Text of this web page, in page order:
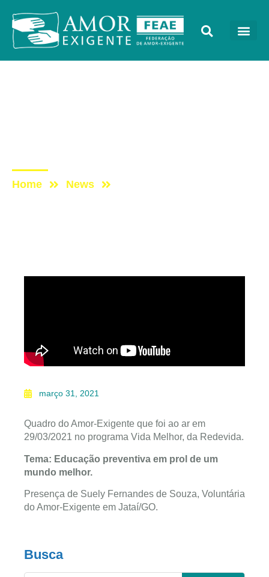
Home News
março 31, 2021
Quadro do Amor-Exigente que foi ao ar em
29/03/2021 no programa Vida Melhor, da Redevida.
Tema: Educação preventiva em prol de um
mundo melhor.
Presença de Suely Fernandes de Souza, Voluntária
do Amor-Exigente em Jataí/GO.
Busca